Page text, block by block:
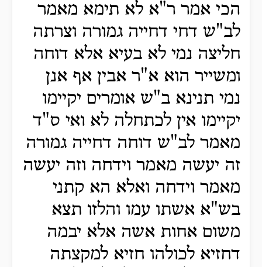
הכי אמר ר"א לא תימא מאמר
לב"ש דחי דחייה גמורה וצרתה
חליצה נמי לא בעיא אלא דוחה
ומשייר הוא א"ר אבין אף אנן
נמי תנינא ב"ש אומרים יקיימו
יקיימו אין לכתחלה לא ואי ס"ד
מאמר לב"ש דוחה דחייה גמורה
זה יעשה מאמר וידחה וזה יעשה
מאמר וידחה ואלא הא קתני
בש"א אשתו עמו והלזו תצא
משום אחות אשה אלא יבמה
דחזיא לכולהו חזיא למקצתה